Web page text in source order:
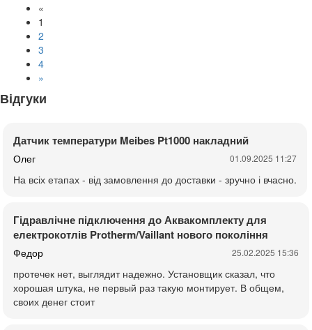
«
1
2
3
4
»
Відгуки
Датчик температури Meibes Pt1000 накладний
Олег 01.09.2025 11:27
На всіх етапах - від замовлення до доставки - зручно і вчасно.
Гідравлічне підключення до Аквакомплекту для
електрокотлів Protherm/Vaillant нового покоління
Федор 25.02.2025 15:36
протечек нет, выглядит надежно. Установщик сказал, что
хорошая штука, не первый раз такую монтирует. В общем,
своих денег стоит